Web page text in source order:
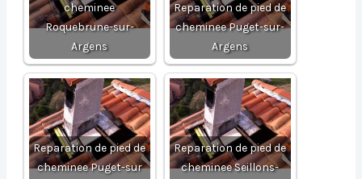
cheminee
Roquebrune-sur-
Argens
Reparation de pied de
cheminee Puget-sur-
Argens
Reparation de pied de
cheminee Puget-sur
Reparation de pied de
cheminee Seillons-